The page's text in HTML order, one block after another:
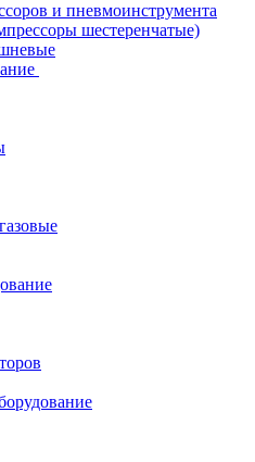
и пневмоинструмента
шестеренчатые)